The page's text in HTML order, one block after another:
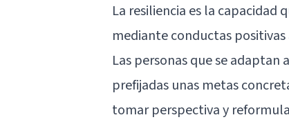
La resiliencia es la capacidad
mediante conductas
Las personas que se
prefijadas unas metas
tomar perspectiva y